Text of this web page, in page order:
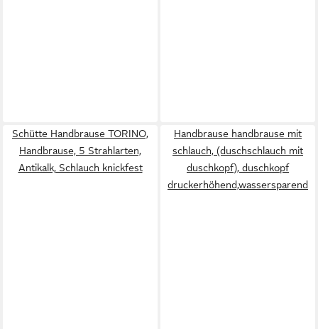
Schütte Handbrause TORINO,
Handbrause, 5 Strahlarten,
Antikalk, Schlauch knickfest
Handbrause handbrause mit
schlauch, (duschschlauch mit
duschkopf), duschkopf
druckerhöhend,wassersparend